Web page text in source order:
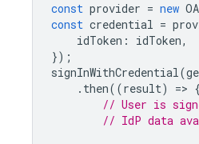
const provider = new
const credential =
idToken : idToken,
});
signInWithCredential(
. then((result) => {
// User is
// IdP data